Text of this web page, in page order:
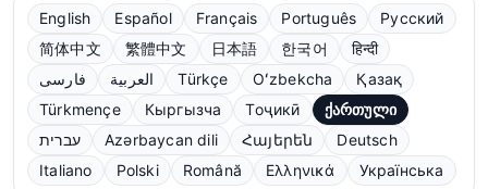
English Español Français Português
Русский
简体中文
繁體中文 日本語 한국어
हिन्दी
فارسی
العربية Türkçe Oʻzbekcha
Қазақ
Türkmençe
Кыргызча Тоҷикӣ
ქართული
עברית
Azərbaycan dili Հայերեն
Deutsch
Italiano
Polski Română Ελληνικά Українська